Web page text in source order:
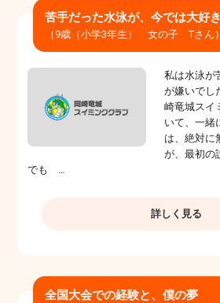
苦手だった水泳が、今では大好
（9歳（小学3年生） 女の子 Tさん）
私は水泳が
が嫌いでし
崎竜城スイ
いて、一緒
は、絶対に
が、最初の
でも …
詳しく見る
全国大会での経験と、僕の夢